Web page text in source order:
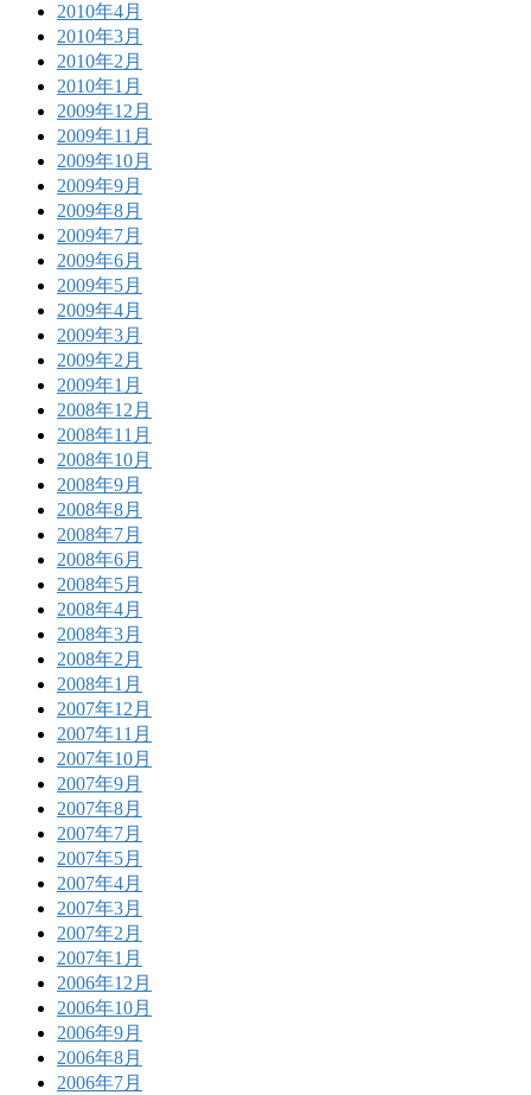
2010年4月
2010年3月
2010年2月
2010年1月
2009年12月
2009年11月
2009年10月
2009年9月
2009年8月
2009年7月
2009年6月
2009年5月
2009年4月
2009年3月
2009年2月
2009年1月
2008年12月
2008年11月
2008年10月
2008年9月
2008年8月
2008年7月
2008年6月
2008年5月
2008年4月
2008年3月
2008年2月
2008年1月
2007年12月
2007年11月
2007年10月
2007年9月
2007年8月
2007年7月
2007年5月
2007年4月
2007年3月
2007年2月
2007年1月
2006年12月
2006年10月
2006年9月
2006年8月
2006年7月